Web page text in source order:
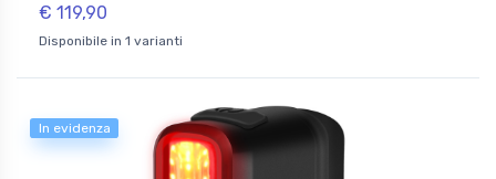
€ 119,90
Disponibile in 1 varianti
In evidenza